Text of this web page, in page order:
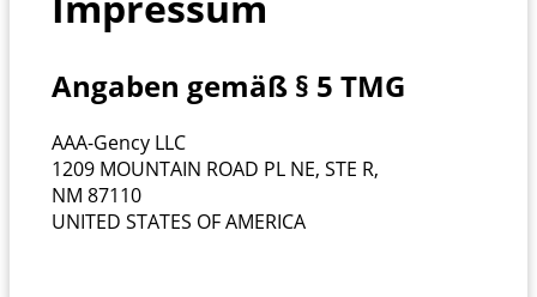
Angaben gemäß § 5 TMG
AAA-Gency LLC
1209 MOUNTAIN ROAD PL NE, STE R,
NM 87110
UNITED STATES OF AMERICA